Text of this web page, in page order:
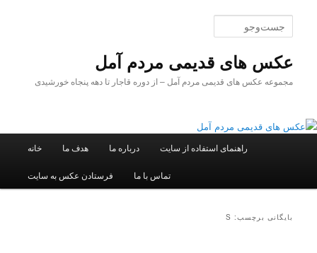
محتوای
محتوای
عکس های قدیمی مردم آمل
مجموعه عکس های قدیمی مردم آمل – از دوره قاجار تا دهه پنجاه خورشیدی
خانه هدف ما درباره ما راهنمای استفاده از سایت
فرستادن عکس به سایت تماس با ما
بایگانی برچسب: S